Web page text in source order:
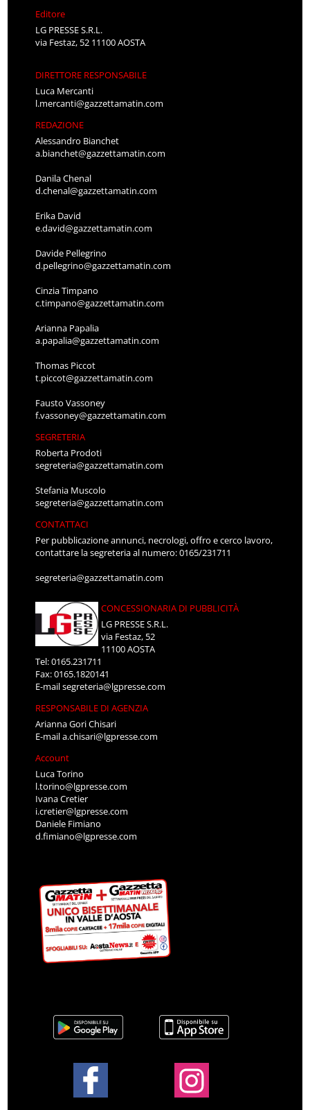
Editore
LG PRESSE S.R.L.
via Festaz, 52 11100 AOSTA
DIRETTORE RESPONSABILE
Luca Mercanti
l.mercanti@gazzettamatin.com
REDAZIONE
Alessandro Bianchet
a.bianchet@gazzettamatin.com
Danila Chenal
d.chenal@gazzettamatin.com
Erika David
e.david@gazzettamatin.com
Davide Pellegrino
d.pellegrino@gazzettamatin.com
Cinzia Timpano
c.timpano@gazzettamatin.com
Arianna Papalia
a.papalia@gazzettamatin.com
Thomas Piccot
t.piccot@gazzettamatin.com
Fausto Vassoney
f.vassoney@gazzettamatin.com
SEGRETERIA
Roberta Prodoti
segreteria@gazzettamatin.com
Stefania Muscolo
segreteria@gazzettamatin.com
CONTATTACI
Per pubblicazione annunci, necrologi, offro e cerco lavoro,
contattare la segreteria al numero: 0165/231711
segreteria@gazzettamatin.com
CONCESSIONARIA DI PUBBLICITÀ
LG PRESSE S.R.L.
via Festaz, 52
11100 AOSTA
Tel: 0165.231711
Fax: 0165.1820141
E-mailsegreteria@lgpresse.com
RESPONSABILE DI AGENZIA
Arianna Gori Chisari
E-maila.chisari@lgpresse.com
Account
Luca Torino
l.torino@lgpresse.com
Ivana Cretier
i.cretier@lgpresse.com
Daniele Fimiano
d.fimiano@lgpresse.com